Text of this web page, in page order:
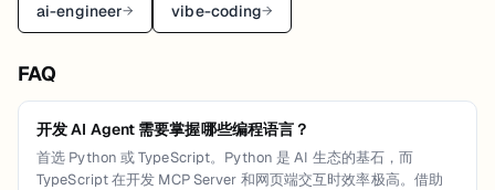
ai-engineer→ vibe-coding→
FAQ
开发 AI Agent 需要掌握哪些编程语言？
首选 Python 或 TypeScript。Python 是 AI 生态的基石，而
TypeScript 在开发 MCP Server 和网页端交互时效率极高。借助